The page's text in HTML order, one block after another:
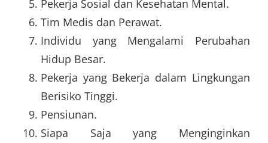
Pekerja Sosial dan Kesehatan Mental.
Tim Medis dan Perawat.
Individu yang Mengalami Perubahan
Hidup Besar.
Pekerja yang Bekerja dalam Lingkungan
Berisiko Tinggi.
Pensiunan.
Siapa Saja yang Menginginkan